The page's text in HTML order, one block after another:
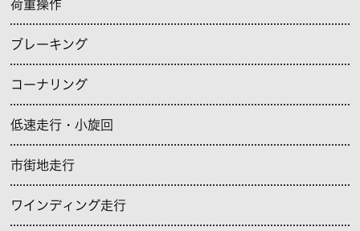
荷重操作
ブレーキング
コーナリング
低速走行・小旋回
市街地走行
ワインディング走行